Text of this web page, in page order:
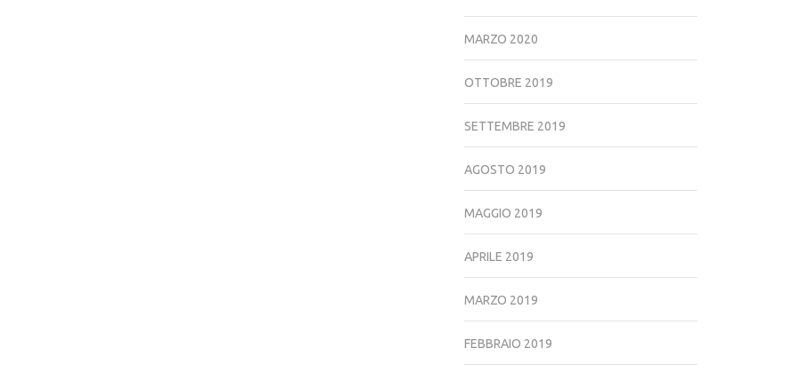
MARZO 2020
OTTOBRE 2019
SETTEMBRE 2019
AGOSTO 2019
MAGGIO 2019
APRILE 2019
MARZO 2019
FEBBRAIO 2019